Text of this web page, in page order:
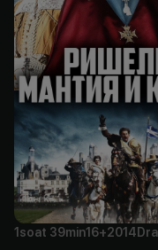
1soat 39min16+2014